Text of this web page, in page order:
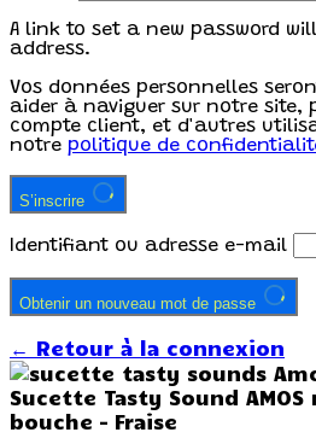
A link to set a new password
address.
Vos données personnelles
aider à naviguer sur notre site,
compte client, et d'autres
notre politique de
S’inscrire
Identifiant ou adresse e-mail
Obtenir un nouveau mot de passe
← Retour à la connexion
Sucette Tasty Sound
bouche – Fraise